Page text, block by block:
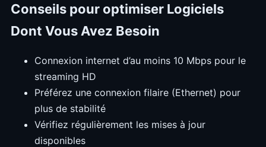
Conseils pour optimiser Logiciels
Dont Vous Avez Besoin
Connexion internet d’au moins 10 Mbps pour le
streaming HD
Préférez une connexion filaire (Ethernet) pour
plus de stabilité
Vérifiez régulièrement les mises à jour
disponibles